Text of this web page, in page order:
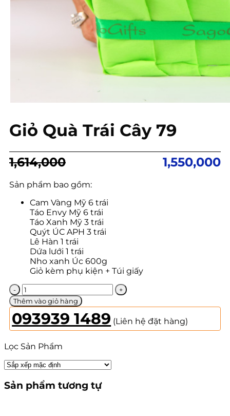
Giỏ Quà Trái Cây 79
1,614,000Giá
là:
1,614,000.
1,550,000
Giá
tại
là:
1,550,000.
Sản phẩm bao gồm:
Cam Vàng Mỹ 6 trái
Táo Envy Mỹ 6 trái
Táo Xanh Mỹ 3 trái
Quýt ÚC APH 3 trái
Lê Hàn 1 trái
Dứa lưới 1 trái
Nho xanh Úc 600g
Giỏ kèm phụ kiện + Túi giấy
Giỏ
Quà
Trái
Cây
79
lượng
Thêm vào giỏ hàng
093939 1489 (Liên hệ đặt hàng)
Lọc Sản Phẩm
Sản phẩm tương tự